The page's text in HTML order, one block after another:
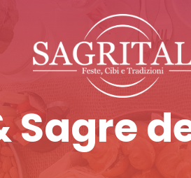
Sagre